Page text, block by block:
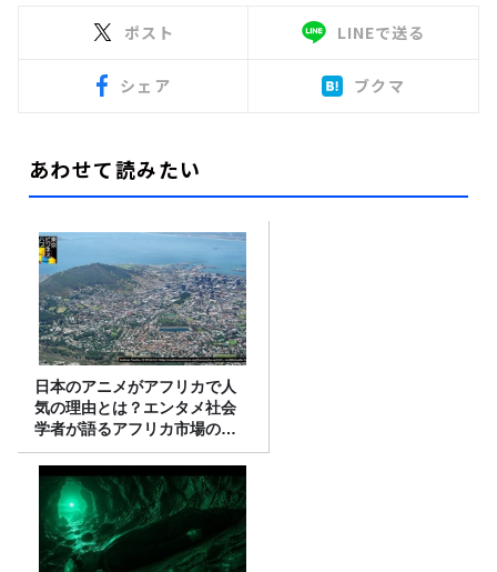
ポスト LINEで送る
シェア ブクマ
あわせて読みたい
日本のアニメがアフリカで人
気の理由とは？エンタメ社会
学者が語るアフリカ市場のリ
アル